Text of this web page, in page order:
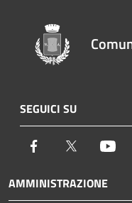
SEGUICI SU
Facebook Twitter
AMMINISTRAZIONE